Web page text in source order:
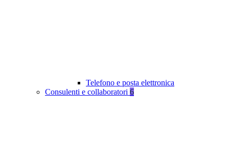
Telefono e posta elettronica
Consulenti e collaboratori 6